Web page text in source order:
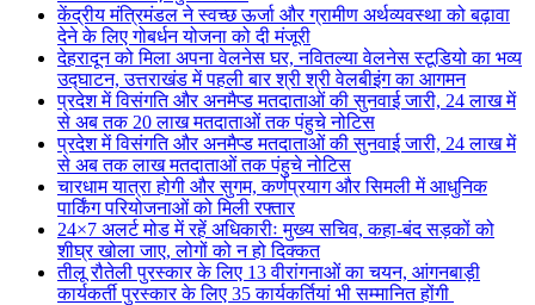
केंद्रीय मंत्रिमंडल ने स्वच्छ ऊर्जा और ग्रामीण अर्थव्यवस्था को बढ़ावा
देने के लिए गोबर्धन योजना को दी मंजूरी
देहरादून को मिला अपना वेलनेस घर, नवितल्या वेलनेस स्टूडियो का भव्य
उद्घाटन, उत्तराखंड में पहली बार श्री श्री वेलबीइंग का आगमन
प्रदेश में विसंगति और अनमैप्ड मतदाताओं की सुनवाई जारी, 24 लाख में
से अब तक 20 लाख मतदाताओं तक पंहुचे नोटिस
प्रदेश में विसंगति और अनमैप्ड मतदाताओं की सुनवाई जारी, 24 लाख में
से अब तक लाख मतदाताओं तक पंहुचे नोटिस
चारधाम यात्रा होगी और सुगम, कर्णप्रयाग और सिमली में आधुनिक
पार्किंग परियोजनाओं को मिली रफ्तार
24×7 अलर्ट मोड में रहें अधिकारीः मुख्य सचिव, कहा-बंद सड़कों को
शीघ्र खोला जाए, लोगों को न हो दिक्कत
तीलू रौतेली पुरस्कार के लिए 13 वीरांगनाओं का चयन, आंगनबाड़ी
कार्यकर्ती पुरस्कार के लिए 35 कार्यकर्तियां भी सम्मानित होंगी